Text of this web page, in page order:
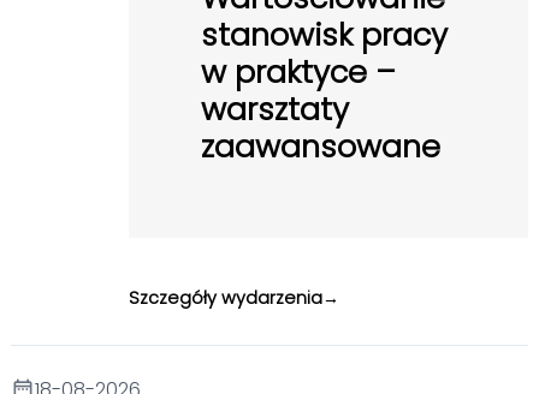
stanowisk pracy
w praktyce –
warsztaty
zaawansowane
Szczegóły wydarzenia